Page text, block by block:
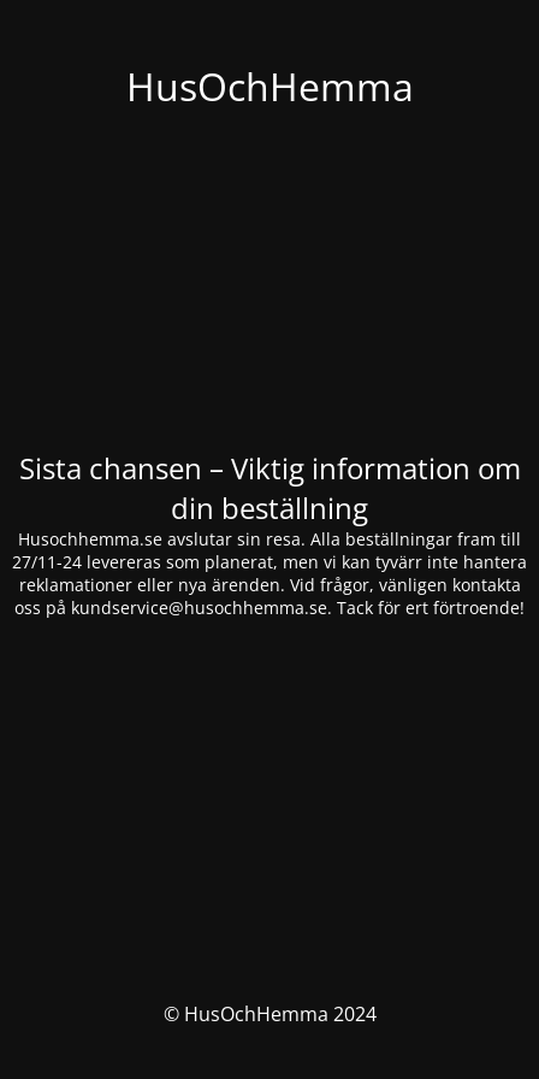
HusOchHemma
Sista chansen – Viktig information om
din beställning
Husochhemma.se avslutar sin resa. Alla beställningar fram till
27/11-24 levereras som planerat, men vi kan tyvärr inte hantera
reklamationer eller nya ärenden. Vid frågor, vänligen kontakta
oss på kundservice@husochhemma.se. Tack för ert förtroende!
© HusOchHemma 2024